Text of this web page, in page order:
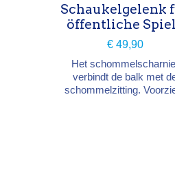
Schaukelgelenk
öffentliche
€ 49,90
Het
verbindt de balk met
schommelzitting.